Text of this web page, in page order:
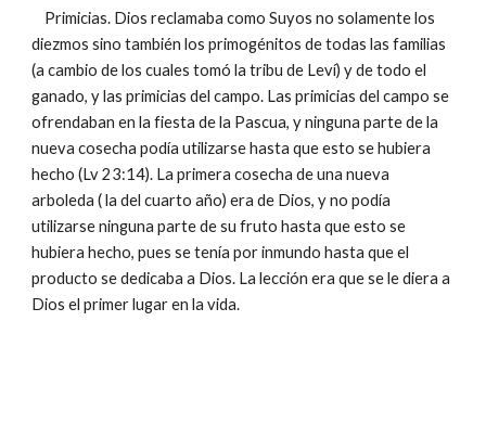
Primicias. Dios reclamaba como Suyos no solamente los
diezmos sino también los primogénitos de todas las familias
(a cambio de los cuales tomó la tribu de Leví) y de todo el
ganado, y las primicias del campo. Las primicias del campo se
ofrendaban en la fiesta de la Pascua, y ninguna parte de la
nueva cosecha podía utilizarse hasta que esto se hubiera
hecho (Lv 23:14). La primera cosecha de una nueva
arboleda ( la del cuarto año) era de Dios, y no podía
utilizarse ninguna parte de su fruto hasta que esto se
hubiera hecho, pues se tenía por inmundo hasta que el
producto se dedicaba a Dios. La lección era que se le diera a
Dios el primer lugar en la vida.